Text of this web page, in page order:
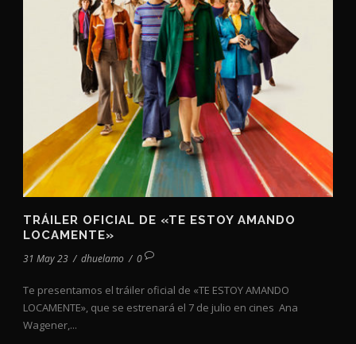
TRÁILER OFICIAL DE «TE ESTOY AMANDO
LOCAMENTE»
31 May 23 / dhuelamo / 0
Te presentamos el tráiler oficial de «TE ESTOY AMANDO
LOCAMENTE», que se estrenará el 7 de julio en cines Ana
Wagener,...